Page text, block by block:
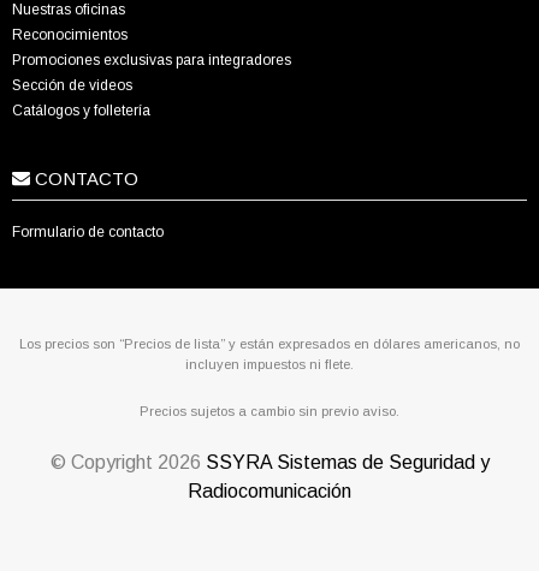
Nuestras oficinas
Reconocimientos
Promociones exclusivas para integradores
Sección de videos
Catálogos y folletería
CONTACTO
Formulario de contacto
Los precios son “Precios de lista” y están expresados en dólares americanos, no
incluyen impuestos ni flete.
Precios sujetos a cambio sin previo aviso.
© Copyright 2026 SSYRA Sistemas de Seguridad y
Radiocomunicación